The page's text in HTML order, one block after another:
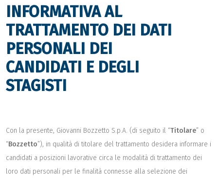
INFORMATIVA AL
TRATTAMENTO DEI DATI
PERSONALI DEI
CANDIDATI E DEGLI
STAGISTI
Con la presente, Giovanni Bozzetto S.p.A. (di seguito il “Titolare” o
“Bozzetto”), in qualità di titolare del trattamento desidera informare i
candidati a posizioni lavorative circa le modalità di trattamento dei
loro dati personali per le finalità connesse alla selezione dei